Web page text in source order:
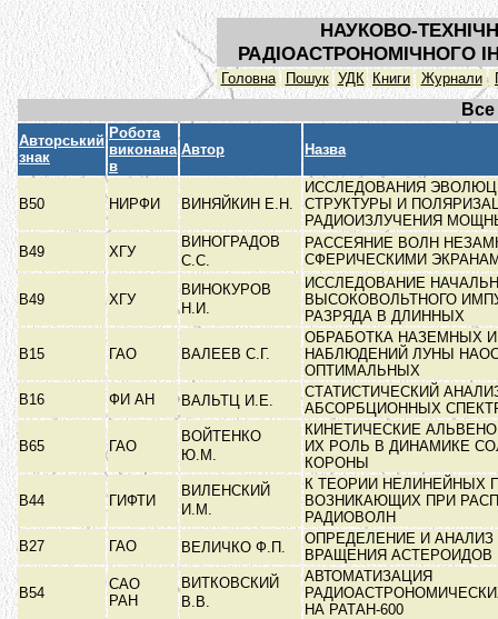
НАУКОВО-
РАДІОАСТРОНОМІЧНОГО
Головна Пошук УДК Книги Журнали
Авторський
знак
Робота
виконана
в
Автор Назва
В50 НИРФИ ВИНЯЙКИН Е.Н.
ИССЛЕДОВАНИЯ
СТРУКТУРЫ И
РАДИОИЗЛУЧЕНИЯ
В49
ХГУ
ВИНОГРАДОВ
С.С.
РАССЕЯНИЕ ВОЛН
СФЕРИЧЕСКИМИ
В49 ХГУ
ВИНОКУРОВ
Н.И.
ИССЛЕДОВАНИЕ
ВЫСОКОВОЛЬТНОГО
РАЗРЯДА В ДЛИННЫХ
В15 ГАО ВАЛЕЕВ С.Г.
ОБРАБОТКА НАЗЕМНЫХ
НАБЛЮДЕНИЙ ЛУНЫ
ОПТИМАЛЬНЫХ
В16
ФИ АН ВАЛЬТЦ И.Е.
СТАТИСТИЧЕСКИЙ
АБСОРБЦИОННЫХ
В65 ГАО
ВОЙТЕНКО
Ю.М.
КИНЕТИЧЕСКИЕ
ИХ РОЛЬ В ДИНАМИКЕ
КОРОНЫ
В44 ГИФТИ
ВИЛЕНСКИЙ
И.М.
К ТЕОРИИ НЕЛИНЕЙНЫХ
ВОЗНИКАЮЩИХ ПРИ
РАДИОВОЛН
В27
ГАО ВЕЛИЧКО Ф.П.
ОПРЕДЕЛЕНИЕ И
ВРАЩЕНИЯ АСТЕРОИДОВ
В54
САО
РАН
ВИТКОВСКИЙ
В.В.
АВТОМАТИЗАЦИЯ
НА РАТАН-600